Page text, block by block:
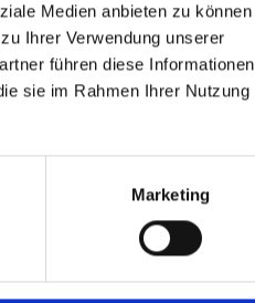
Medien anbieten zu können
Ihrer Verwendung unserer
führen diese Informationen
sie im Rahmen Ihrer Nutzung
Marketing